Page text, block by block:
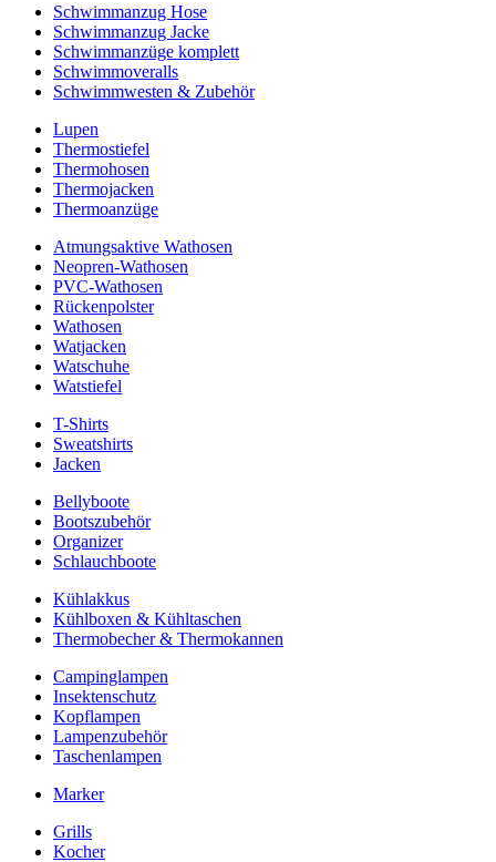
Schwimmanzug Hose
Schwimmanzug Jacke
Schwimmanzüge komplett
Schwimmoveralls
Schwimmwesten & Zubehör
Lupen
Thermostiefel
Thermohosen
Thermojacken
Thermoanzüge
Atmungsaktive Wathosen
Neopren-Wathosen
PVC-Wathosen
Rückenpolster
Wathosen
Watjacken
Watschuhe
Watstiefel
T-Shirts
Sweatshirts
Jacken
Bellyboote
Bootszubehör
Organizer
Schlauchboote
Kühlakkus
Kühlboxen & Kühltaschen
Thermobecher & Thermokannen
Campinglampen
Insektenschutz
Kopflampen
Lampenzubehör
Taschenlampen
Marker
Grills
Kocher